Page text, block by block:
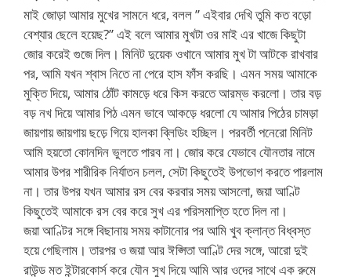
মাই জোড়া আমার মুখের সামনে ধরে, বলল ” এইবার দেখি তুমি কত বড়ো
বেশ্যার ছেলে হয়েছ?” এই বলে আমার মুখটা ওর মাই এর খাজে কিছুটা
জোর করেই গুজে দিল। মিনিট দুয়েক ওখানে আমার মুখ টা আটকে রাখবার
পর, আমি যখন শ্বাস নিতে না পেরে হাস ফাঁস করছি। এমন সময় আমাকে
মুক্তি দিয়ে, আমার ঠোঁট কামড়ে ধরে কিস করতে আরম্ভ করলো। তার বড়
বড় নখ দিয়ে আমার পিঠ এমন ভাবে আকড়ে ধরলো যে আমার পিঠের চামড়া
জায়গায় জায়গায় ছড়ে গিয়ে হালকা ব্লিডিং হচ্ছিল। পরবর্তী পনেরো মিনিট
আমি হয়তো কোনদিন ভুলতে পারব না। জোর করে যেভাবে যৌনতার নামে
আমার উপর শারীরিক নির্যাতন চলল, সেটা কিছুতেই উপভোগ করতে পারলাম
না। তার উপর যখন আমার রস বের করবার সময় আসলো, জয়া আণ্টি
কিছুতেই আমাকে রস বের করে সুখ এর পরিসমাপ্তি হতে দিল না।
জয়া আণ্টির সঙ্গে বিছানায় সময় কাটানোর পর আমি খুব ক্লান্ত বিধ্বস্ত
হয়ে গেছিলাম। তারপর ও জয়া আর ঈপ্সিতা আণ্টি দের সঙ্গে, আরো দুই
রাউন্ড মত ইন্টারকোর্স করে যৌন সুখ দিয়ে আমি আর ওদের সাথে এক রুমে